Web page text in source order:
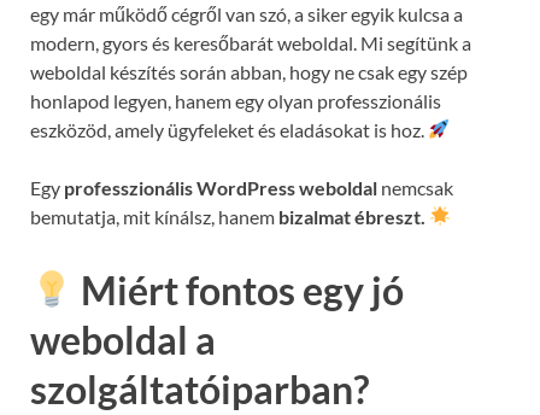
egy már működő cégről van szó, a siker egyik kulcsa a
modern, gyors és keresőbarát weboldal. Mi segítünk a
weboldal készítés során abban, hogy ne csak egy szép
honlapod legyen, hanem egy olyan professzionális
eszközöd, amely ügyfeleket és eladásokat is hoz.
Egy professzionális WordPress weboldal nemcsak
bemutatja, mit kínálsz, hanem bizalmat ébreszt.
Miért fontos egy jó
weboldal a
szolgáltatóiparban?